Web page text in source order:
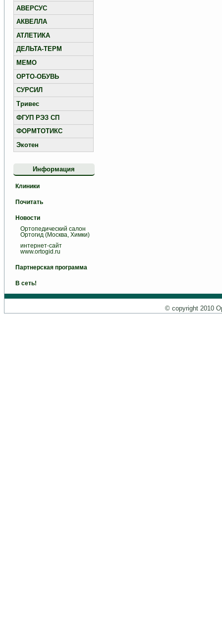
АВЕРСУС
АКВЕЛЛА
АТЛЕТИКА
ДЕЛЬТА-ТЕРМ
МЕМО
ОРТО-ОБУВЬ
СУРСИЛ
Тривес
ФГУП РЭЗ СП
ФОРМТОТИКС
Экотен
Информация
Клиники
Почитать
Новости
Ортопедический салон
Ортогид (Москва, Химки)
интернет-сайт
www.ortogid.ru
Партнерская программа
В сеть!
© copyright 2010